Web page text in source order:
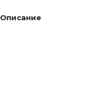
Описание